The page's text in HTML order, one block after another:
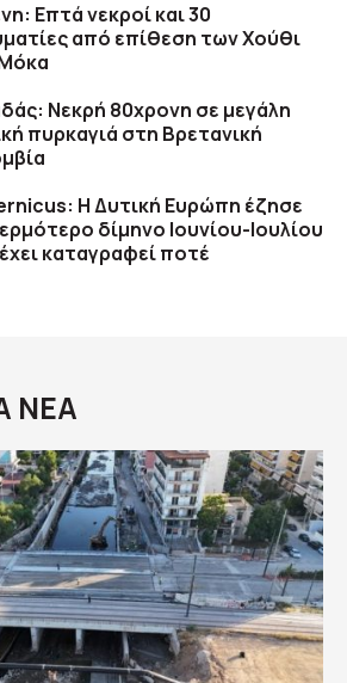
Επτά νεκροί και 30
από επίθεση των Χούθι
Nεκρή 80χρονη σε μεγάλη
πυρκαγιά στη Βρετανική
H Δυτική Ευρώπη έζησε
δίμηνο Ιουνίου-Ιουλίου
καταγραφεί ποτέ
ΝΕΑ